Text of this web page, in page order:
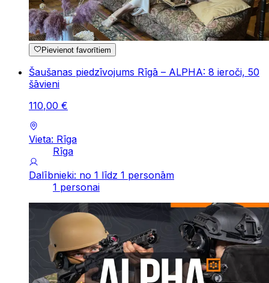
Pievienot favorītiem
Šaušanas piedzīvojums Rīgā – ALPHA: 8 ieroči, 50
šāvieni
110,00 €
Vieta: Rīga
Rīga
Dalībnieki: no 1 līdz 1 personām
1 personai